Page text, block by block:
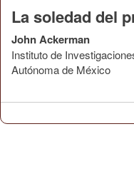
La soledad del
John Ackerman
Instituto de
Autónoma de México